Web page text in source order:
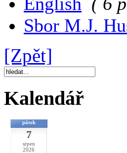
Sbor M.J.
[Zpět]
Kalendář
pátek
7
srpen
2026